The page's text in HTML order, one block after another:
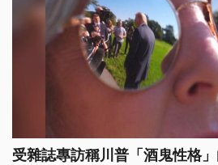
受雜誌專訪稱川普「酒鬼性格